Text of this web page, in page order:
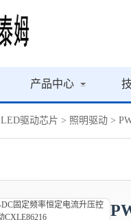
产品中心
LED驱动芯片 > 照明驱动 >